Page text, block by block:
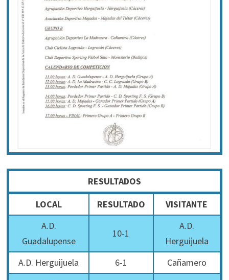
RESULTADOS
LOCAL
RESULTADO
VISITANTE
A.D.
Guadalupense
10-1
A.D.
Herguijuela
A.D. Herguijuela
6-1
Cañamero